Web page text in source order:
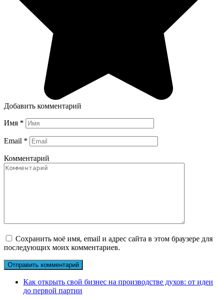
Добавить комментарий
Имя *
Email *
Комментарий
Сохранить моё имя, email и адрес сайта в этом браузере для
последующих моих комментариев.
Как открыть свой бизнес на производстве духов: от идеи
до первой партии